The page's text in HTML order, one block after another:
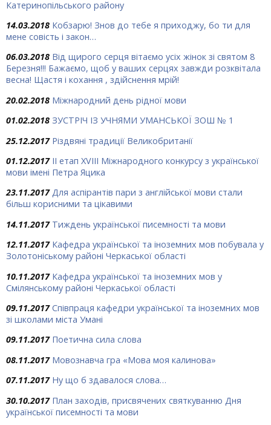
Катеринопільського району
14.03.2018 Кобзарю! Знов до тебе я приходжу, бо ти для
мене совість і закон…
06.03.2018 Від щирого серця вітаємо усіх жінок зі святом 8
Березня!!! Бажаємо, щоб у ваших серцях завжди розквітала
весна! Щастя і кохання , здійснення мрій!
20.02.2018 Міжнародний день рідної мови
01.02.2018 ЗУСТРІЧ ІЗ УЧНЯМИ УМАНСЬКОЇ ЗОШ № 1
25.12.2017 Різдвяні традиції Великобританії
01.12.2017 ІІ етап XVIII Міжнародного конкурсу з української
мови імені Петра Яцика
23.11.2017 Для аспірантів пари з англійської мови стали
більш корисними та цікавими
14.11.2017 Тиждень української писемності та мови
12.11.2017 Кафедра української та іноземних мов побувала у
Золотоніському районі Черкаської області
10.11.2017 Кафедра української та іноземних мов у
Смілянському районі Черкаської області
09.11.2017 Співпраця кафедри української та іноземних мов
зі школами міста Умані
09.11.2017 Поетична сила слова
08.11.2017 Мовознавча гра «Мова моя калинова»
07.11.2017 Ну що б здавалося слова…
30.10.2017 План заходів, присвячених святкуванню Дня
української писемності та мови